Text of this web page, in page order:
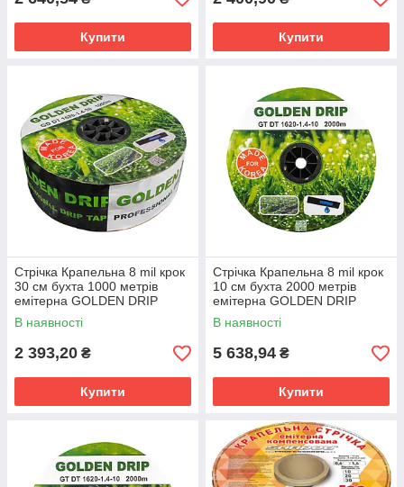
Купити Купити
Стрічка Крапельна 8 mil крок
30 см бухта 1000 метрів
емітерна GOLDEN DRIP
В наявності
2 393,20 ₴
Купити
Стрічка Крапельна 8 mil крок
10 см бухта 2000 метрів
емітерна GOLDEN DRIP
В наявності
5 638,94 ₴
Купити